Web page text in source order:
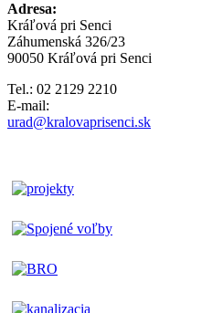
Adresa:
Kráľová pri Senci
Záhumenská 326/23
90050 Kráľová pri Senci
Tel.: 02 2129 2210
E-mail:
urad@kralovaprisenci.sk